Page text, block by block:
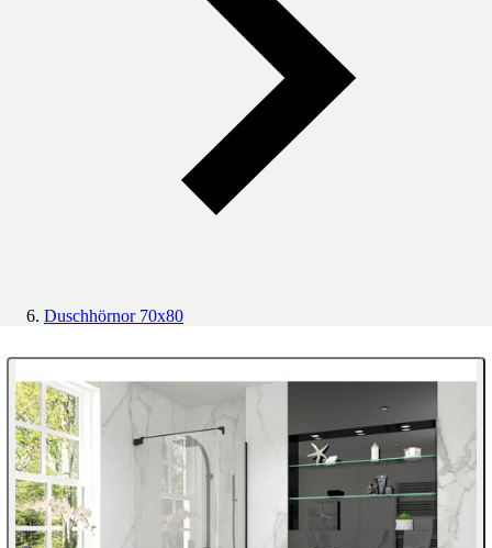
Duschhörnor 70x80